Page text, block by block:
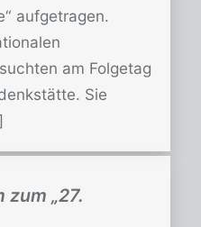
aufgetragen.
am Folgetag
Sie
zum „27.